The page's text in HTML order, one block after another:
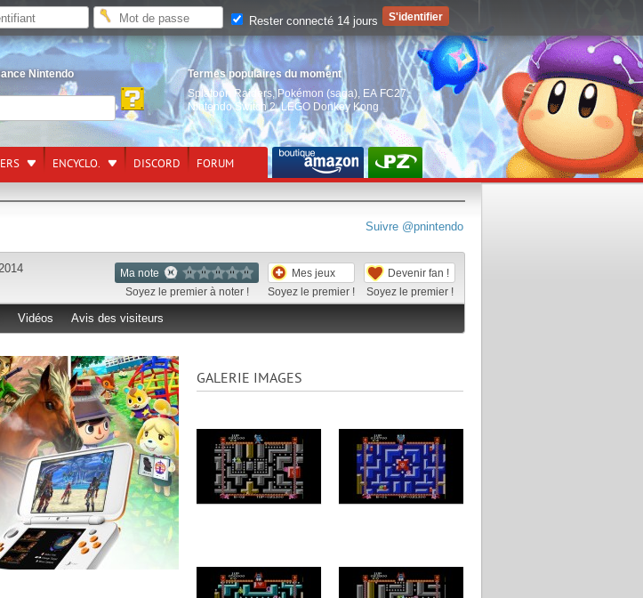
Nintendo
Termes populaires du moment
Splatoon Raiders, Pokémon (saga) EA FC27,
Nintendo Switch 2,LEGO Donkey Kong
ENCYCLO. DISCORD FORUM
Suivre @pnintendo
Ma note
Soyez le premier à noter !
Mes jeux
Soyez le premier !
Devenir fan !
Soyez le premier !
Vidéos Avis des visiteurs
GALERIE IMAGES
Rester connecté 14 jours